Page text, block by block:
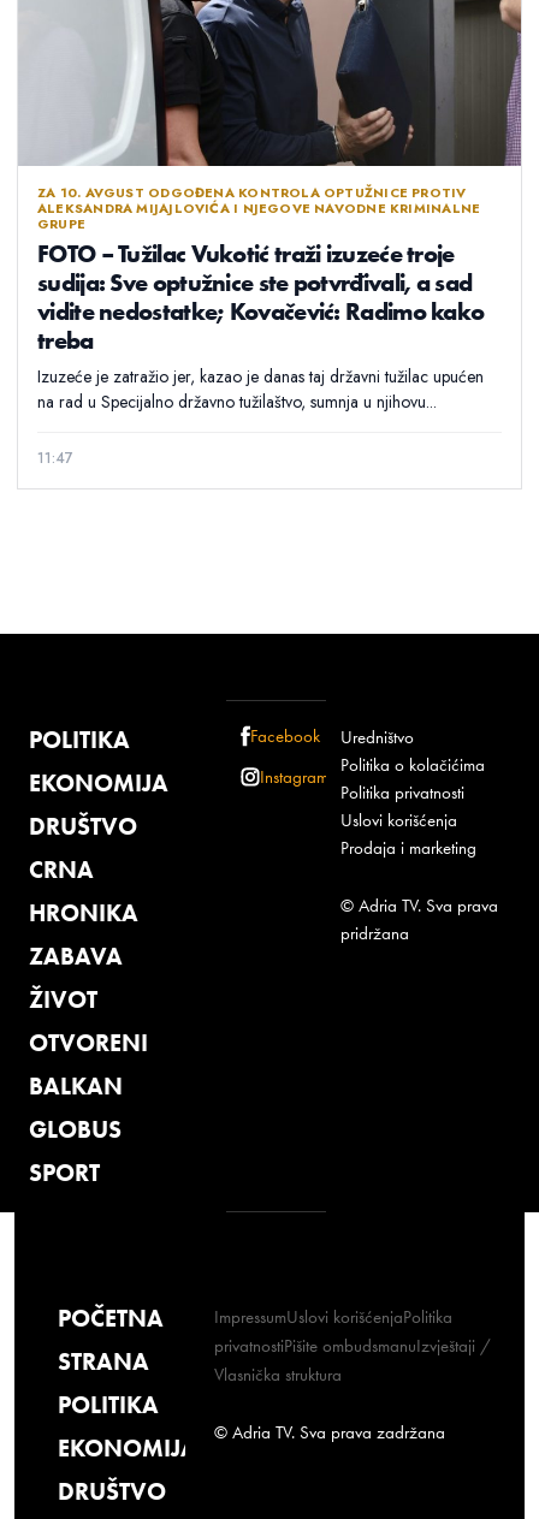
ZA 10. AVGUST ODGOĐENA KONTROLA OPTUŽNICE PROTIV
ALEKSANDRA MIJAJLOVIĆA I NJEGOVE NAVODNE KRIMINALNE
GRUPE
FOTO – Tužilac Vukotić traži izuzeće troje
sudija: Sve optužnice ste potvrđivali, a sad
vidite nedostatke; Kovačević: Radimo kako
treba
Izuzeće je zatražio jer, kazao je danas taj državni tužilac upućen
na rad u Specijalno državno tužilaštvo, sumnja u njihovu...
11:47
POLITIKA
EKONOMIJA
DRUŠTVO
CRNA
HRONIKA
ZABAVA
ŽIVOT
OTVORENI
BALKAN
GLOBUS
SPORT
Facebook
Instagram
Uredništvo
Politika o kolačićima
Politika privatnosti
Uslovi korišćenja
Prodaja i marketing
© Adria TV. Sva prava
pridržana
POČETNA
STRANA
POLITIKA
EKONOMIJA
DRUŠTVO
ImpressumUslovi korišćenjaPolitika
privatnostiPišite ombudsmanuIzvještaji /
Vlasnička struktura
© Adria TV. Sva prava zadržana